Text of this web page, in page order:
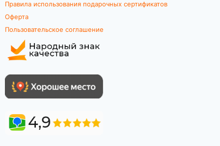
Правила использования подарочных сертификатов
Оферта
Пользовательское соглашение